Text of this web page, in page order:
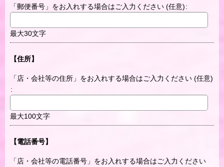
「郵便番号」をお入れする場合はご入力ください (任意):
最大30文字
【住所】
「店・会社等の住所」をお入れする場合はご入力ください (任意)
:
最大100文字
【電話番号】
「店・会社等の電話番号」をお入れする場合はご入力ください